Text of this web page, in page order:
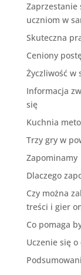
Zaprzestanie
uczniom w
Skuteczna
Ceniony
Życzliwość w
Informacja
się
Kuchnia
Trzy gry w
Zapominamy
Dlaczego
Czy można
treści i gier
Co pomaga
Uczenie się